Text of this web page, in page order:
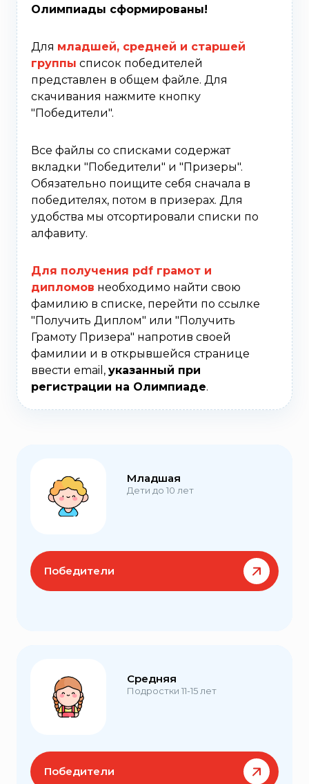
Олимпиады сформированы!
Для младшей, средней и старшей
группы список победителей
представлен в общем файле. Для
скачивания нажмите кнопку
"Победители".
Все файлы со списками содержат
вкладки "Победители" и "Призеры".
Обязательно поищите себя сначала в
победителях, потом в призерах. Для
удобства мы отсортировали списки по
алфавиту.
Для получения pdf грамот и
дипломов необходимо найти свою
фамилию в списке, перейти по ссылке
"Получить Диплом" или "Получить
Грамоту Призера" напротив своей
фамилии и в открывшейся странице
ввести email, указанный при
регистрации на Олимпиаде.
Младшая
Дети до 10 лет
Победители
Средняя
Подростки 11-15 лет
Победители